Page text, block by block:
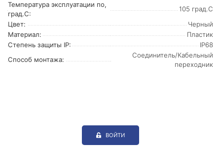
Температура эксплуатации по,
град.C:
105 град.C
Цвет:
Черный
Материал:
Пластик
Степень защиты IP:
IP68
Способ монтажа:
Соединитель/Кабельный
переходник
ВОЙТИ